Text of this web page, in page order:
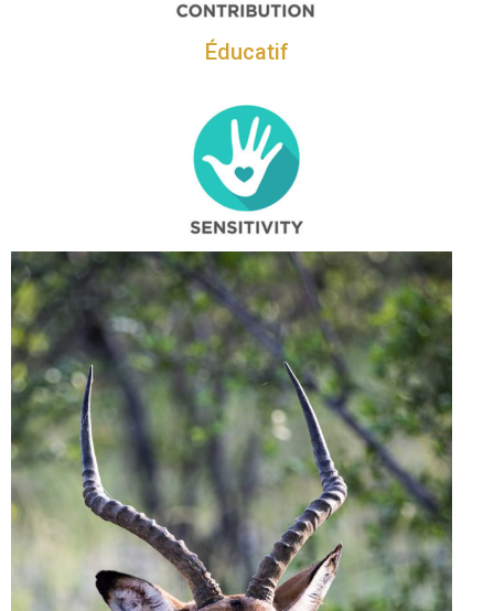
Éducatif